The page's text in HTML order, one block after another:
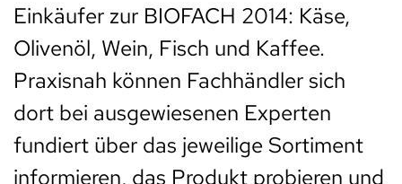
Einkäufer zur BIOFACH 2014: Käse,
Olivenöl, Wein, Fisch und Kaffee.
Praxisnah können Fachhändler sich
dort bei ausgewiesenen Experten
fundiert über das jeweilige Sortiment
informieren, das Produkt probieren und